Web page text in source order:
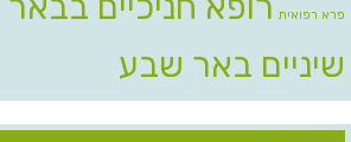
פרא רפואית
שיניים באר שבע